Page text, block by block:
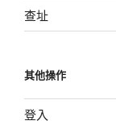
查址
其他操作
登入